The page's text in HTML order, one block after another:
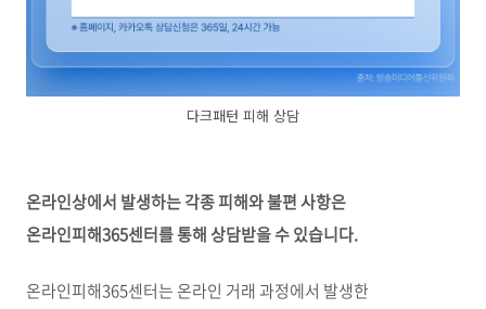
다크패턴 피해 상담
온라인상에서 발생하는 각종 피해와 불편 사항은
온라인피해365센터를 통해 상담받을 수 있습니다.
온라인피해365센터는 온라인 거래 과정에서 발생한